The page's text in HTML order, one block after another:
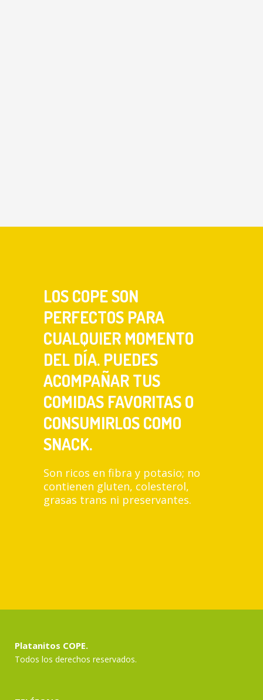
LOS COPE SON
PERFECTOS PARA
CUALQUIER MOMENTO
DEL DÍA. PUEDES
ACOMPAÑAR TUS
COMIDAS FAVORITAS O
CONSUMIRLOS COMO
SNACK.
Son ricos en fibra y potasio; no
contienen gluten, colesterol,
grasas trans ni preservantes.
Platanitos COPE.
Todos los derechos reservados.